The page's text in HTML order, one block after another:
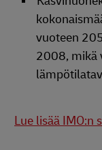
vuoteen
2008, mikä
Lue lisää IMO:n